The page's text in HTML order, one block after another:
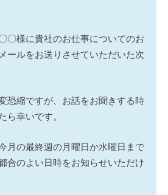
〇様に貴社のお仕事についてのお
ールをお送りさせていただいた次
恐縮ですが、お話をお聞きする時
ら幸いです。
月の最終週の月曜日か水曜日まで
合のよい日時をお知らせいただけ